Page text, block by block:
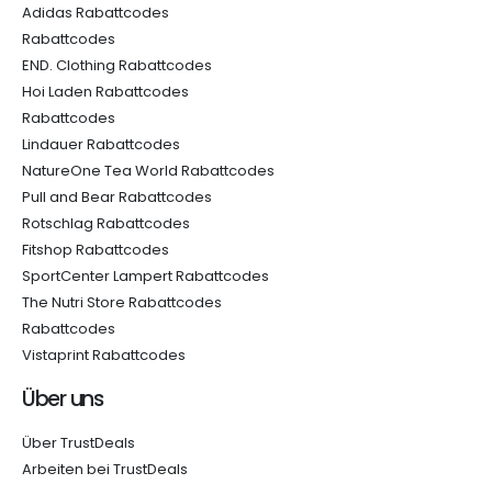
Adidas Rabattcodes
Rabattcodes
END. Clothing Rabattcodes
Hoi Laden Rabattcodes
Rabattcodes
Lindauer Rabattcodes
NatureOne Tea World Rabattcodes
Pull and Bear Rabattcodes
Rotschlag Rabattcodes
Fitshop Rabattcodes
SportCenter Lampert Rabattcodes
The Nutri Store Rabattcodes
Rabattcodes
Vistaprint Rabattcodes
Über uns
Über TrustDeals
Arbeiten bei TrustDeals